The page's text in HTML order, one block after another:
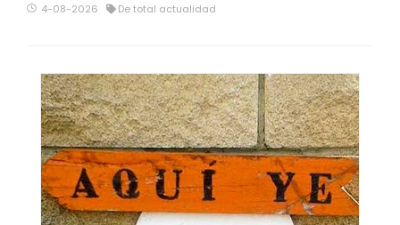
4-08-2026 De total actualidad